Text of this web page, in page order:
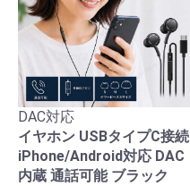
DAC対応
イヤホン USBタイプC接続
iPhone/Android対応 DAC
内蔵 通話可能 ブラック